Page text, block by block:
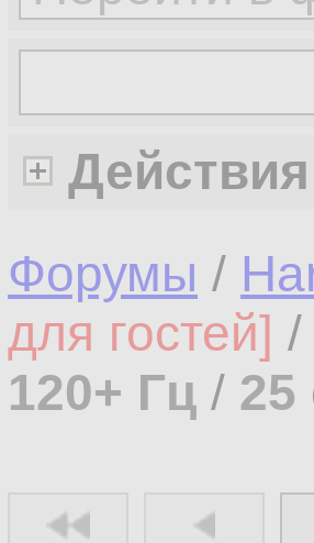
Форумы /
для гостей] /
120+ Гц / 25